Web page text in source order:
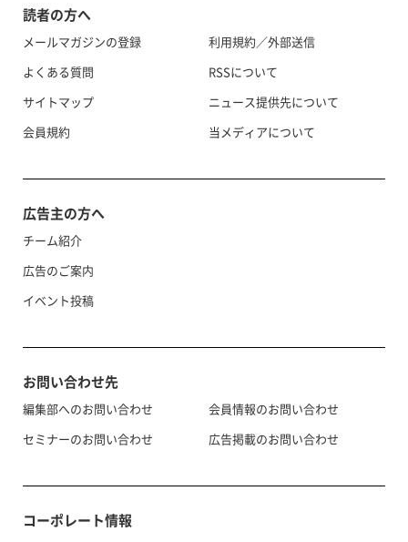
読者の方へ
メールマガジンの登録
よくある質問
サイトマップ
会員規約
利用規約／外部送信
RSSについて
ニュース提供先について
当メディアについて
広告主の方へ
チーム紹介
広告のご案内
イベント投稿
お問い合わせ先
編集部へのお問い合わせ
セミナーのお問い合わせ
会員情報のお問い合わせ
広告掲載のお問い合わせ
コーポレート情報